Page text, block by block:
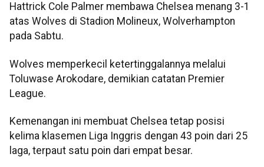
Hattrick Cole Palmer membawa Chelsea menang 3-1
atas Wolves di Stadion Molineux, Wolverhampton
pada Sabtu.
Wolves memperkecil ketertinggalannya melalui
Toluwase Arokodare, demikian catatan Premier
League.
Kemenangan ini membuat Chelsea tetap posisi
kelima klasemen Liga Inggris dengan 43 poin dari 25
laga, terpaut satu poin dari empat besar.